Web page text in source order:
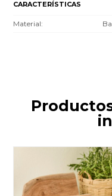
CARACTERÍSTICAS
Material